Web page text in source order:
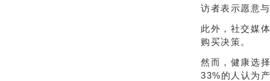
访者表示愿意
此外，社交媒
购买决策。
然而，健康选
33%的人认为